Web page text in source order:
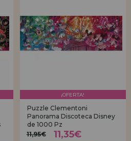
¡OFERTA!
Puzzle Clementoni
Panorama Discoteca Disney
de 1000 Pz
11,95€
11,35€